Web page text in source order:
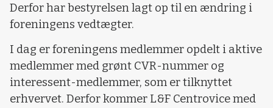
Derfor har bestyrelsen lagt op til en ændring i
foreningens vedtægter.
I dag er foreningens medlemmer opdelt i aktive
medlemmer med grønt CVR-nummer og
interessent-medlemmer, som er tilknyttet
erhvervet. Derfor kommer L&F Centrovice med